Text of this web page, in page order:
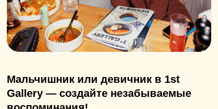
Разнообразие залов для разных
компаний.
Гибкость в организации — учтем все
ваши пожелания.